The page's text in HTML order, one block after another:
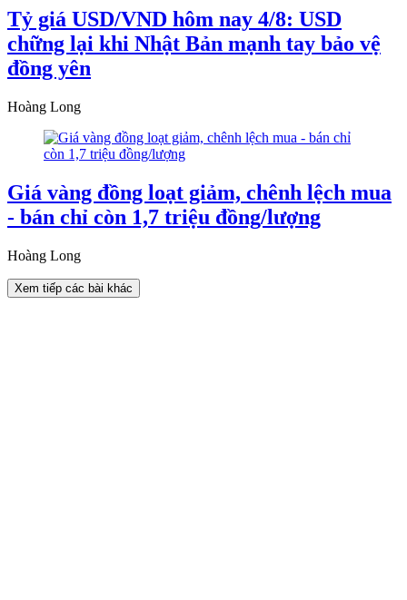
Tỷ giá USD/VND hôm nay 4/8: USD
chững lại khi Nhật Bản mạnh tay bảo vệ
đồng yên
Hoàng Long
Giá vàng đồng loạt giảm, chênh lệch mua
- bán chỉ còn 1,7 triệu đồng/lượng
Hoàng Long
Xem tiếp các bài khác